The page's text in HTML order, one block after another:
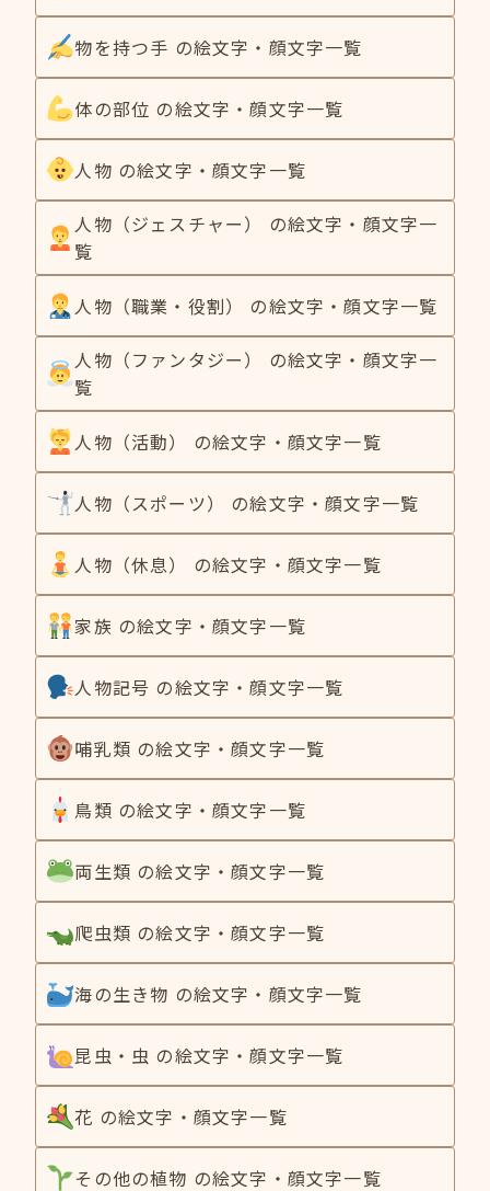
物を持つ手 の絵文字・顔文字一覧
体の部位 の絵文字・顔文字一覧
人物 の絵文字・顔文字一覧
人物（ジェスチャー） の絵文字・顔文字一
覧
人物（職業・役割） の絵文字・顔文字一覧
人物（ファンタジー） の絵文字・顔文字一
覧
人物（活動） の絵文字・顔文字一覧
人物（スポーツ） の絵文字・顔文字一覧
人物（休息） の絵文字・顔文字一覧
家族 の絵文字・顔文字一覧
人物記号 の絵文字・顔文字一覧
哺乳類 の絵文字・顔文字一覧
鳥類 の絵文字・顔文字一覧
両生類 の絵文字・顔文字一覧
爬虫類 の絵文字・顔文字一覧
海の生き物 の絵文字・顔文字一覧
昆虫・虫 の絵文字・顔文字一覧
花 の絵文字・顔文字一覧
その他の植物 の絵文字・顔文字一覧